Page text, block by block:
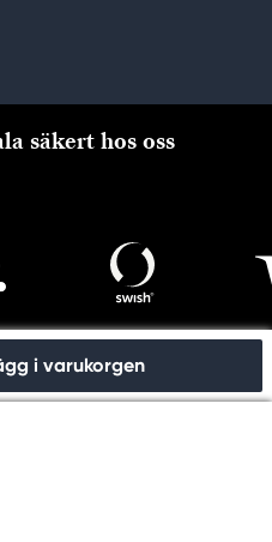
i varukorgen
säkert hos oss